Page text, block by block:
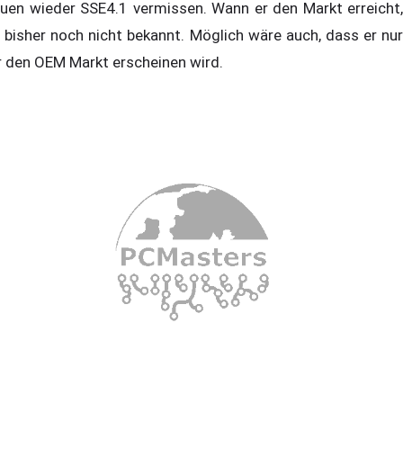
wieder SSE4.1 vermissen. Wann er den Markt erreicht,
noch nicht bekannt. Möglich wäre auch, dass er nur
den OEM Markt erscheinen wird.